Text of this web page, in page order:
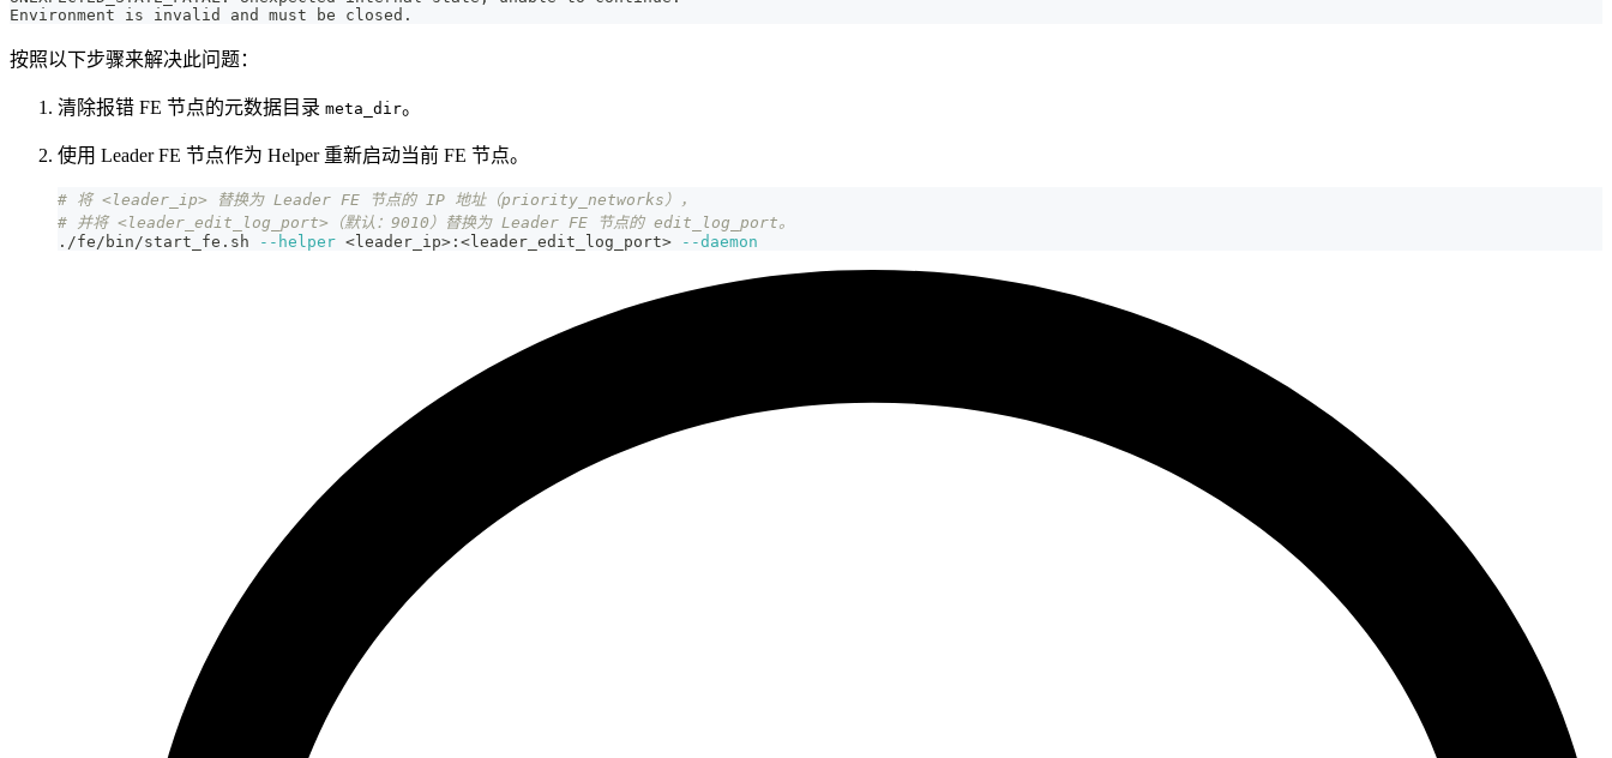
Environment is invalid and must be closed.
按照以下步骤来解决此问题：
清除报错 FE 节点的元数据目录 meta_dir。
使用 Leader FE 节点作为 Helper 重新启动当前 FE 节点。
# 将 <leader_ip> 替换为 Leader FE 节点的 IP 地址（priority_networks），
# 并将 <leader_edit_log_port>（默认：9010）替换为 Leader FE 节点的 edit_log_port。
./fe/bin/start_fe.sh
--helper < leader_ip> : < leader_edit_log_port> --daemon